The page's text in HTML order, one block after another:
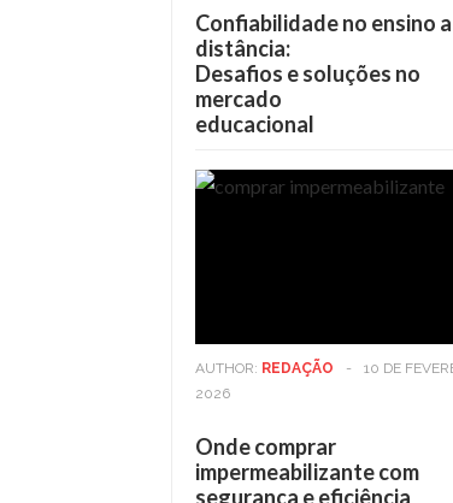
Confiabilidade no ensino a
distância:
Desafios e soluções no
mercado
educacional
AUTHOR: REDAÇÃO -
10 DE
2026
Onde comprar
impermeabilizante com
segurança e eficiência